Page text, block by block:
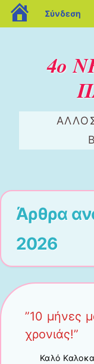
4ο
Άρθρα
2026
”10 μήνες
χρονιάς!”
Καλό
blogs.sch.gr
Σύνδεση